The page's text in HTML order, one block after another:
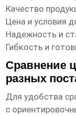
Качество
Цена и условия
Надежность и
Гибкость и
Сравнение
разных
Для удобства
с